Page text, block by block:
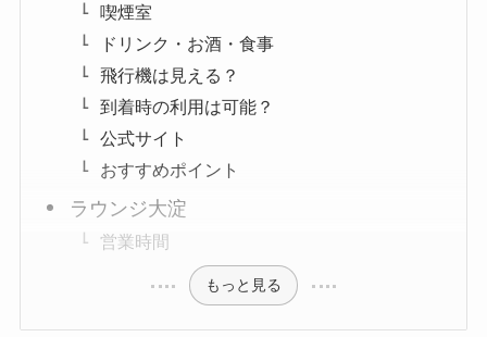
喫煙室
ドリンク・お酒・食事
飛行機は見える？
到着時の利用は可能？
公式サイト
おすすめポイント
ラウンジ大淀
営業時間
もっと見る